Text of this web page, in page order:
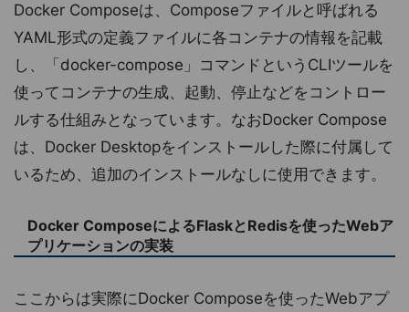
Docker Composeは、Composeファイルと呼ばれる
YAML形式の定義ファイルに各コンテナの情報を記載
し、「docker-compose」コマンドというCLIツールを
使ってコンテナの生成、起動、停止などをコントロー
ルする仕組みとなっています。なおDocker Compose
は、Docker Desktopをインストールした際に付属して
いるため、追加のインストールなしに使用できます。
Docker ComposeによるFlaskとRedisを使ったWebア
プリケーションの実装
ここからは実際にDocker Composeを使ったWebアプ